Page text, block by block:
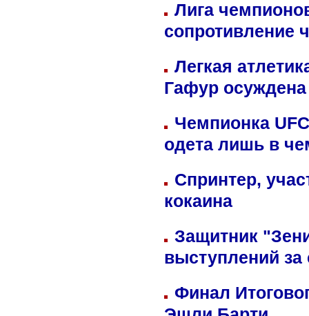
Лига
сопротивление
Легкая
Гафур осуждена
Чемпионка
одета лишь в
Спринтер,
кокаина
Защитник
выступлений
Финал